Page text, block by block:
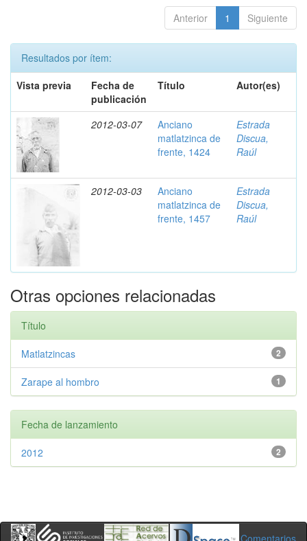
Anterior 1 Siguiente
Resultados por ítem:
Vista previa
Fecha de
publicación
Título Autor(es)
2012-03-07
Anciano
matlatzinca de
frente, 1424
Estrada
Discua,
Raúl
2012-03-03
Anciano
matlatzinca de
frente, 1457
Estrada
Discua,
Raúl
Otras opciones relacionadas
Título
2
Matlatzincas
1
Zarape al hombro
Fecha de lanzamiento
2
2012
Comentarios